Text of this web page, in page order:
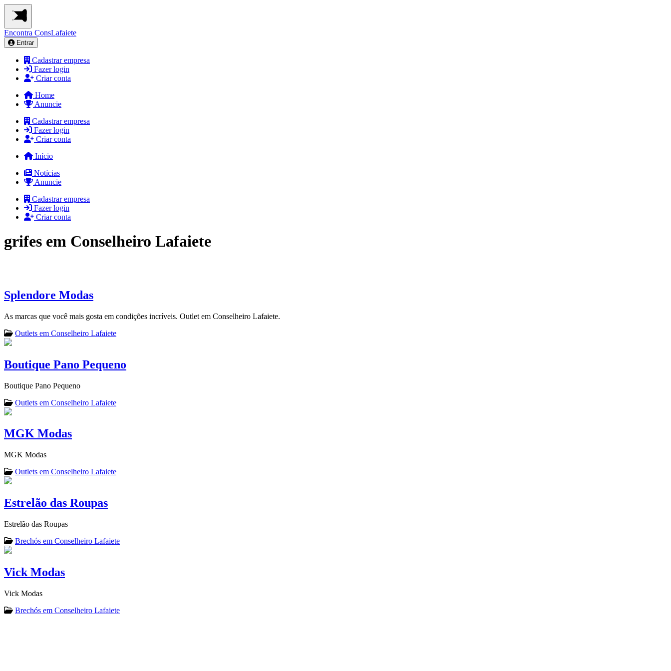
Encontra ConsLafaiete
Entrar
Cadastrar empresa
Fazer login
Criar conta
Home
Anuncie
Cadastrar empresa
Fazer login
Criar conta
Início
Notícias
Anuncie
Cadastrar empresa
Fazer login
Criar conta
grifes em Conselheiro Lafaiete
Splendore Modas
As marcas que você mais gosta em condições incríveis. Outlet em Conselheiro Lafaiete.
Outlets em Conselheiro Lafaiete
Boutique Pano Pequeno
Boutique Pano Pequeno
Outlets em Conselheiro Lafaiete
MGK Modas
MGK Modas
Outlets em Conselheiro Lafaiete
Estrelão das Roupas
Estrelão das Roupas
Brechós em Conselheiro Lafaiete
Vick Modas
Vick Modas
Brechós em Conselheiro Lafaiete